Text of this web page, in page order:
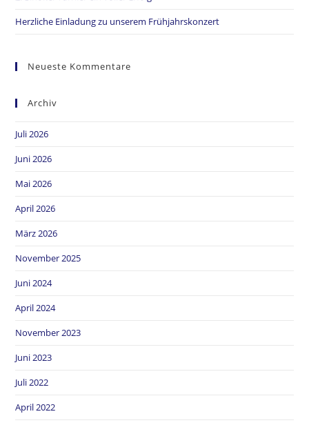
Herzliche Einladung zu unserem Frühjahrskonzert
Neueste Kommentare
Archiv
Juli 2026
Juni 2026
Mai 2026
April 2026
März 2026
November 2025
Juni 2024
April 2024
November 2023
Juni 2023
Juli 2022
April 2022